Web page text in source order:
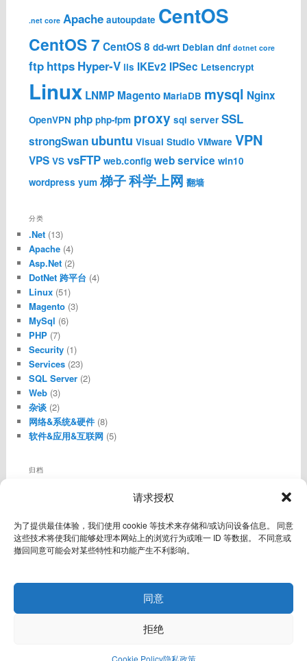
请求授权
为了提供最佳体验，我们使用 cookie 等技术来存储和/或访问设备信息。 同意
这些技术将使我们能够处理本网站上的浏览行为或唯一 ID 等数据。 不同意或
撤回同意可能会对某些特性和功能产生不利影响。
同意
拒绝
Cookie Policy隐私政策
.net core Apache autoupdate CentOS
CentOS 7 CentOS 8 dd-wrt Debian dnf dotnet core
ftp https Hyper-V iis IKEv2 IPSec Letsencrypt
Linux LNMP Magento MariaDB mysql Nginx
OpenVPN php php-fpm proxy sql server SSL
strongSwan ubuntu Visual Studio VMware VPN
VPS VS vsFTP web.config web service win10
wordpress yum 梯子科学上网 翻墙
分类
.Net(13)
Apache(4)
Asp.Net(2)
DotNet 跨平台 (4)
Linux(51)
Magento(3)
MySql (6)
PHP(7)
Security(1)
Services(23)
SQL Server(2)
Web(3)
杂谈(2)
网络&系统&硬件(8)
软件&应用&互联网(5)
归档
登录
条目 feed
自豪地采用WordPress